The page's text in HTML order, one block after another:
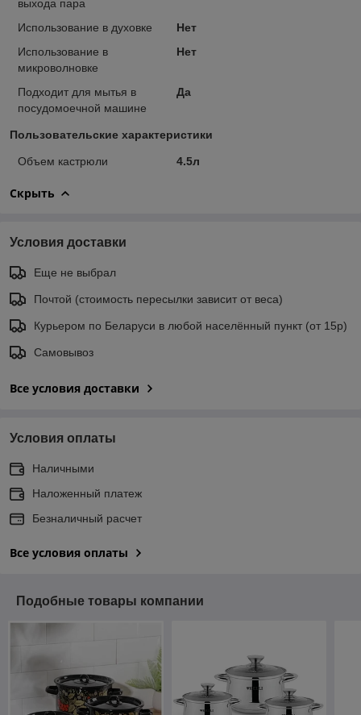
выхода пара
Использование в духовке
Нет
Использование в
микроволновке
Нет
Подходит для мытья в
посудомоечной машине
Да
Пользовательские характеристики
Объем кастрюли 4.5л
Скрыть
Условия доставки
Еще не выбрал
Почтой (стоимость пересылки зависит от веса)
Курьером по Беларуси в любой населённый пункт (от 15р)
Самовывоз
Все условия доставки
Условия оплаты
Наличными
Наложенный платеж
Безналичный расчет
Все условия оплаты
Подобные товары компании